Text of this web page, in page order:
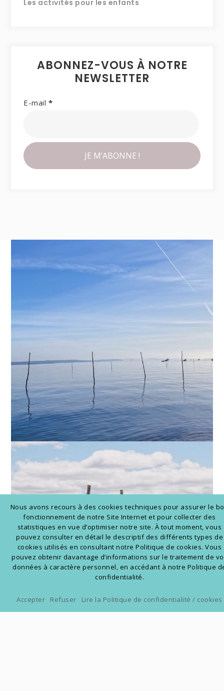
Les activités pour les enfants
ABONNEZ-VOUS À NOTRE
NEWSLETTER
E-mail *
Nous avons recours à des cookies techniques pour assurer le
fonctionnement de notre Site Internet et pour collecter des
statistiques en vue d’optimiser notre site. À tout moment, vous
pouvez consulter en détail le descriptif des différents types de
cookies utilisés en consultant notre Politique de cookies. Vous
pouvez obtenir davantage d’informations sur le traitement de
données à caractère personnel, en accédant à notre Politique
confidentialité.
Accepter Refuser Lire la Politique de confidentialité / cookies